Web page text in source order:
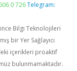
0 726 Telegram:
Bilgi Teknolojileri
bir Yer Sağlayıcı
içerikleri proaktif
bulunmamaktadır.